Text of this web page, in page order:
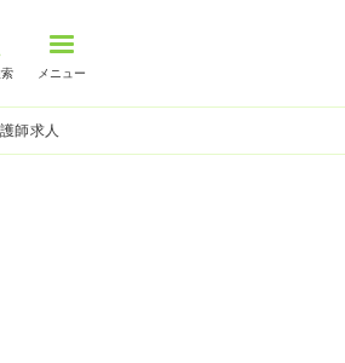
メニュー
師求人